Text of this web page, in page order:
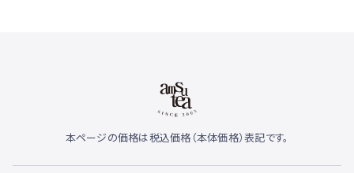
本ページの価格は税込価格（本体価格）表記です。